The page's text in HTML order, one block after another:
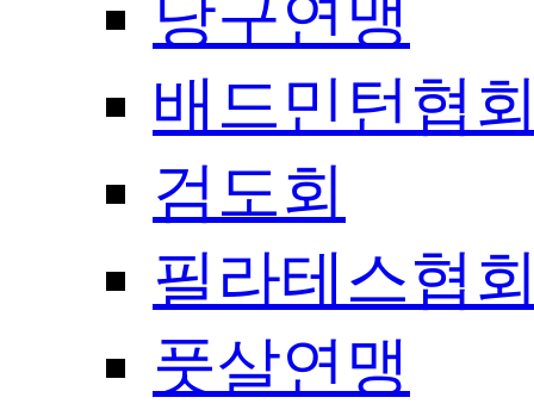
당구연맹
배드민턴협
검도회
필라테스협
풋살연맹